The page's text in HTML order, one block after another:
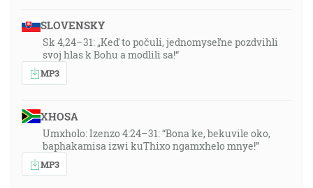
SLOVENSKY
Sk 4,24–31: „Keď to počuli, jednomyseľne pozdvihli
svoj hlas k Bohu a modlili sa!“
MP3
XHOSA
Umxholo: Izenzo 4:24–31: “Bona ke, bekuvile oko,
baphakamisa izwi kuThixo ngamxhelo mnye!”
MP3